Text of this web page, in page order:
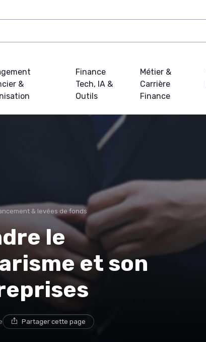
&
Finance
Tech, IA &
Outils
Métier &
Carrière
Finance
& levées de fonds
le
et son
Partager cette page